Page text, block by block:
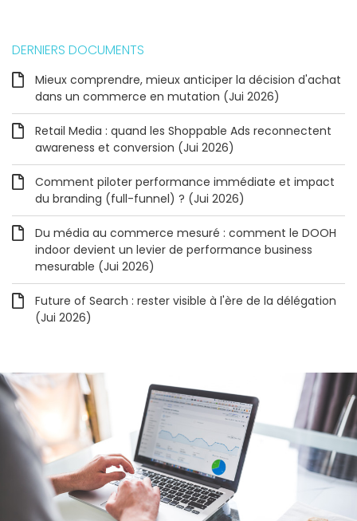
DERNIERS DOCUMENTS
Mieux comprendre, mieux anticiper la décision d'achat
dans un commerce en mutation (Jui 2026)
Retail Media : quand les Shoppable Ads reconnectent
awareness et conversion (Jui 2026)
Comment piloter performance immédiate et impact
du branding (full-funnel) ? (Jui 2026)
Du média au commerce mesuré : comment le DOOH
indoor devient un levier de performance business
mesurable (Jui 2026)
Future of Search : rester visible à l'ère de la délégation
(Jui 2026)